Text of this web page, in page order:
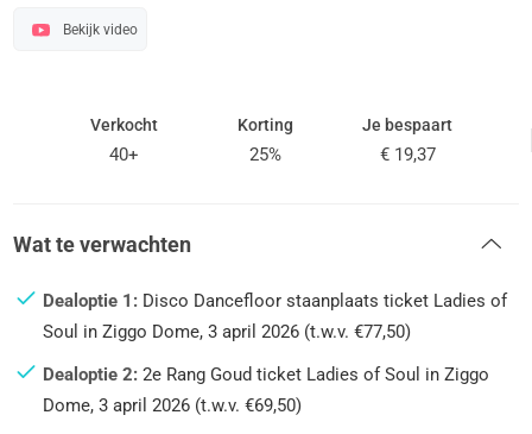
Bekijk video
Verkocht
40+
Korting
25%
Je bespaart
€ 19,37
Wat te verwachten
Dealoptie 1: Disco Dancefloor staanplaats ticket Ladies of
Soul in Ziggo Dome, 3 april 2026 (t.w.v. €77,50)
Dealoptie 2:2e Rang Goud ticket Ladies of Soul in Ziggo
Dome, 3 april 2026 (t.w.v. €69,50)